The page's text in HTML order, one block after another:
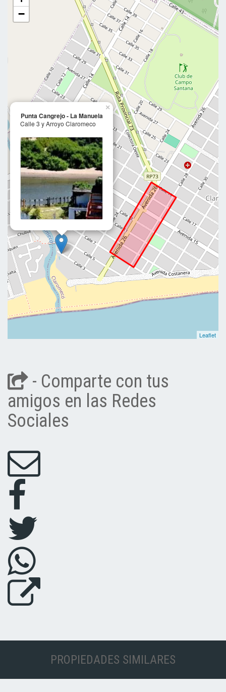
Punta Cangrejo - La Manuela
Calle 3 y Arroyo Claromeco
×
−
Leaflet
- Comparte con tus
amigos en las Redes
Sociales
PROPIEDADES SIMILARES